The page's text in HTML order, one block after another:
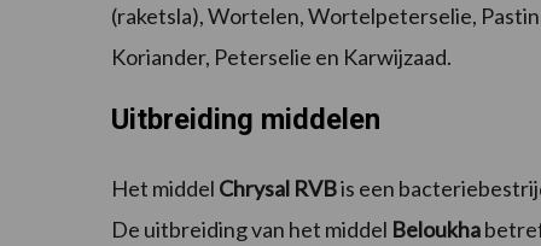
(raketsla), Wortelen, Wortelpeterselie,
Koriander, Peterselie en Karwijzaad.
Uitbreiding middelen
Het middel Chrysal RVBis een
De uitbreiding van het middel Beloukha